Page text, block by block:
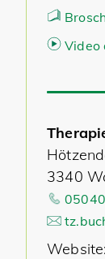
Video
3340
Website: